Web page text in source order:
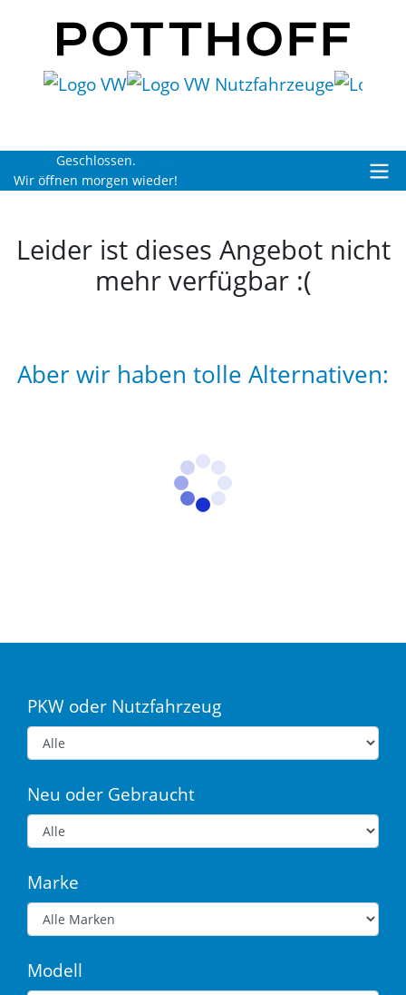
Geschlossen.
Wir öffnen morgen wieder!
Leider ist dieses Angebot nicht
mehr verfügbar :(
Aber wir haben tolle Alternativen:
PKW oder Nutzfahrzeug
Neu oder Gebraucht
Marke
Modell